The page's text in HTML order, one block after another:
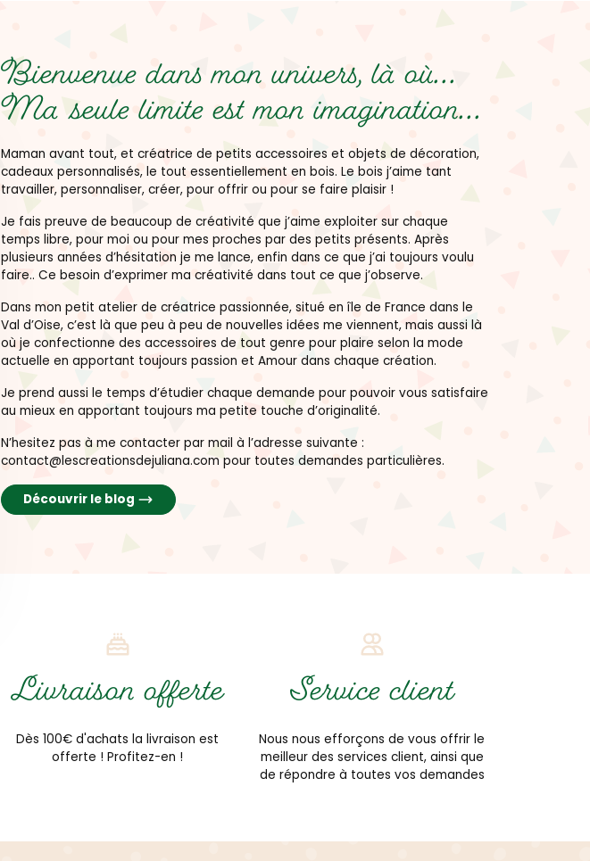
Bienvenue dans mon univers, là où...
Ma seule limite est mon imagination...
Maman avant tout, et créatrice de petits accessoires et objets de décoration,
cadeaux personnalisés, le tout essentiellement en bois. Le bois j’aime tant
travailler, personnaliser, créer, pour offrir ou pour se faire plaisir !
Je fais preuve de beaucoup de créativité que j’aime exploiter sur chaque
temps libre, pour moi ou pour mes proches par des petits présents. Après
plusieurs années d’hésitation je me lance, enfin dans ce que j’ai toujours voulu
faire.. Ce besoin d’exprimer ma créativité dans tout ce que j’observe.
Dans mon petit atelier de créatrice passionnée, situé en île de France dans le
Val d’Oise, c’est là que peu à peu de nouvelles idées me viennent, mais aussi là
où je confectionne des accessoires de tout genre pour plaire selon la mode
actuelle en apportant toujours passion et Amour dans chaque création.
Je prend aussi le temps d’étudier chaque demande pour pouvoir vous satisfaire
au mieux en apportant toujours ma petite touche d’originalité.
N’hesitez pas à me contacter par mail à l’adresse suivante :
contact@lescreationsdejuliana.com pour toutes demandes particulières.
Découvrir le blog
Livraison offerte
Dès 100€ d'achats la livraison est
offerte ! Profitez-en !
Service client
Nous nous efforçons de vous offrir le
meilleur des services client, ainsi que
de répondre à toutes vos demandes